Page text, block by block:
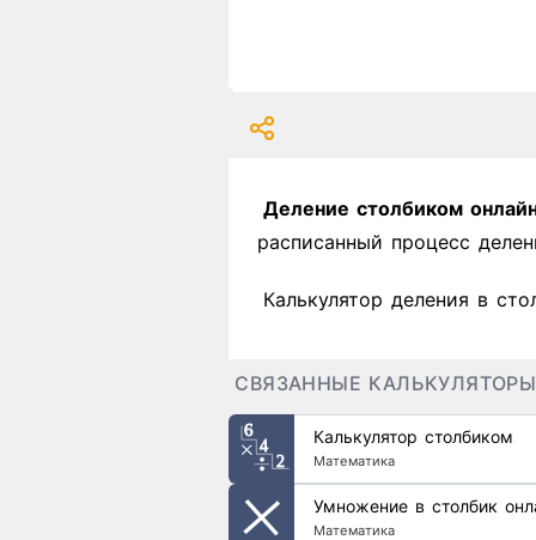
Деление столбиком
расписанный процесс
Калькулятор деления в
СВЯЗАННЫЕ КАЛЬКУЛЯТОРЫ
Калькулятор столбиком
Математика
Умножение в столбик
Математика